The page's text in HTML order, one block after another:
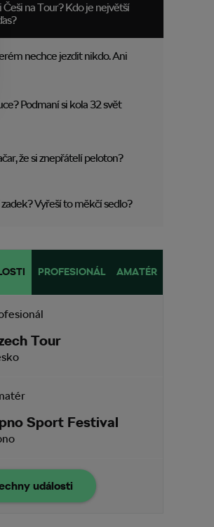
Češi na Tour? Kdo je největší
nechce jezdit nikdo. Ani
Podmaní si kola 32 svět
že si znepřátelí peloton?
zadek? Vyřeší to měkčí sedlo?
PROFESIONÁL AMATÉR
Tour
Sport Festival
události